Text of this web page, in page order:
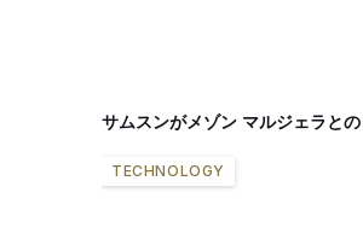
サムスンがメゾン マルジェラと
TECHNOLOGY